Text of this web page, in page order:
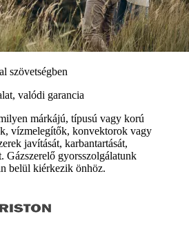
szövetségben
valódi garancia
márkájú, típusú vagy korú
vízmelegítők, konvektorok vagy
javítását, karbantartását,
Gázszerelő gyorsszolgálatunk
belül kiérkezik önhöz.